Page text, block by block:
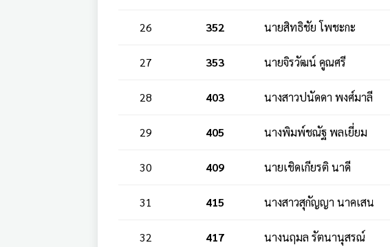
26 352 นายสิทธิชัย โพชะกะ
27 353 นายจิรวัฒน์ คูณศรี
28 403 นางสาวปนัดดา พงศ์มาลี
29 405 นางพิมพ์ชณัฐ พลเยี่ยม
30 409 นายเชิดเกียรติ นาดี
31 415 นางสาวสุกัญญา นาคเสน
32 417 นางนฤมล รัตนานุสรณ์